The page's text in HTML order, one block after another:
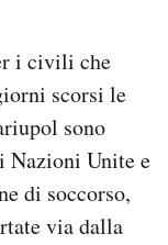
i civili che
scorsi le
sono
Nazioni Unite e
di soccorso,
via dalla